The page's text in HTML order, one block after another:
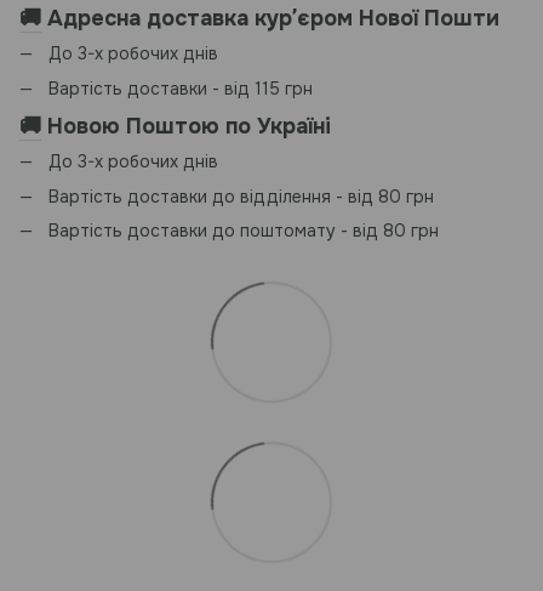
🚚 Адресна доставка курʼєром Нової Пошти
До 3-х робочих днів
Вартість доставки - від 115 грн
🚚 Новою Поштою по Україні
До 3-х робочих днів
Вартість доставки до відділення - від 80 грн
Вартість доставки до поштомату - від 80 грн